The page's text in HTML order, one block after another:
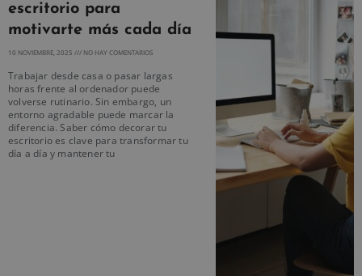
escritorio para
motivarte más cada día
10 NOVIEMBRE, 2025 NO HAY COMENTARIOS
Trabajar desde casa o pasar largas
horas frente al ordenador puede
volverse rutinario. Sin embargo, un
entorno agradable puede marcar la
diferencia. Saber cómo decorar tu
escritorio es clave para transformar tu
día a día y mantener tu